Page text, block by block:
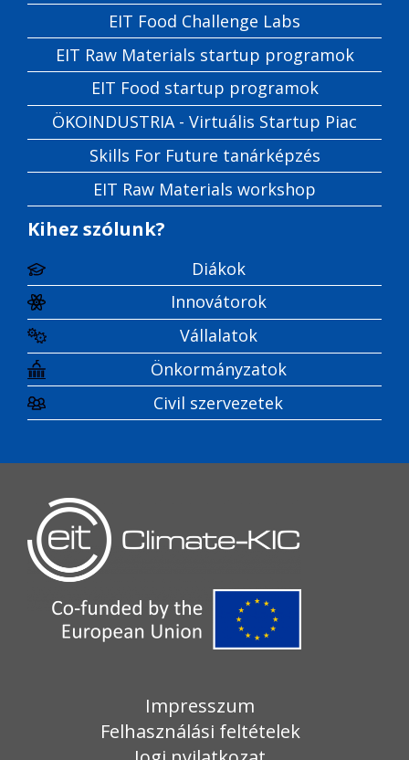
EIT Food Challenge Labs
EIT Raw Materials startup programok
EIT Food startup programok
ÖKOINDUSTRIA - Virtuális Startup Piac
Skills For Future tanárképzés
EIT Raw Materials workshop
Kihez szólunk?
Diákok
Innovátorok
Vállalatok
Önkormányzatok
Civil szervezetek
Impresszum
Felhasználási feltételek